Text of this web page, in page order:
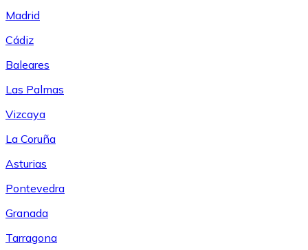
Madrid
Cádiz
Baleares
Las Palmas
Vizcaya
La Coruña
Asturias
Pontevedra
Granada
Tarragona